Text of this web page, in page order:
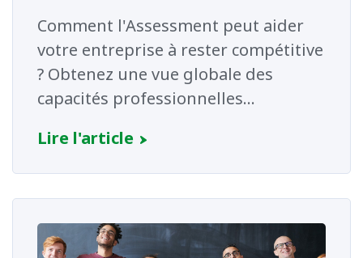
Comment l'Assessment peut aider
votre entreprise à rester compétitive
? Obtenez une vue globale des
capacités professionnelles...
Lire l'article